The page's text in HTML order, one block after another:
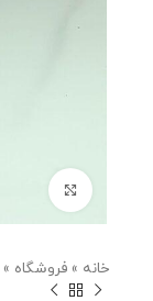
خانه » فروشگاه »